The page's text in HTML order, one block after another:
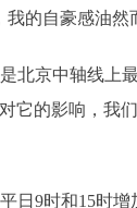
我的自豪感油然
京中轴线上
的影响，我们
9时和15时增